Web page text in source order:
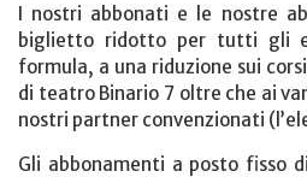
I nostri abbonati e le nostre
biglietto ridotto per tutti gli
formula, a una riduzione sui
di teatro Binario 7 oltre che ai
nostri partner convenzionati
Gli abbonamenti a posto fisso